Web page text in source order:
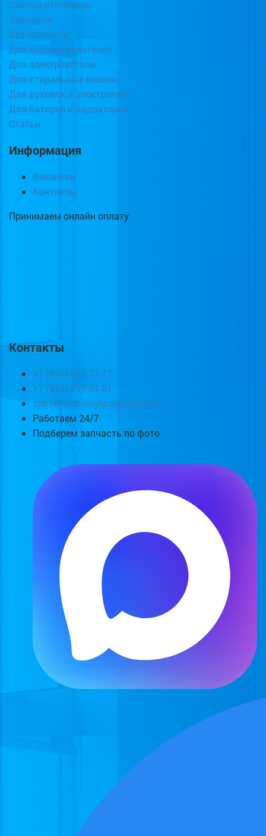
Систем отопления
Запчасти
Все запчасти
Для водонагревателей
Для электрокотлов
Для стиральных машин
Для духовок и электроплит
Для батарей и радиаторов
Статьи
Информация
Вакансии
Контакты
Принимаем онлайн оплату
Контакты
+7 (921) 807-73-77
+7 (812) 219-84-81
spb.remont-boylera@yandex.ru
Работаем 24/7
Подберем запчасть по фото